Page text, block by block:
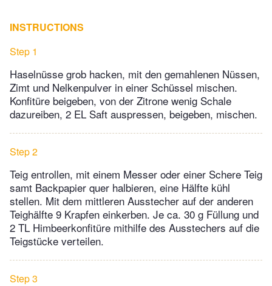
INSTRUCTIONS
Step 1
Haselnüsse grob hacken, mit den gemahlenen Nüssen,
Zimt und Nelkenpulver in einer Schüssel mischen.
Konfitüre beigeben, von der Zitrone wenig Schale
dazureiben, 2 EL Saft auspressen, beigeben, mischen.
Step 2
Teig entrollen, mit einem Messer oder einer Schere Teig
samt Backpapier quer halbieren, eine Hälfte kühl
stellen. Mit dem mittleren Ausstecher auf der anderen
Teighälfte 9 Krapfen einkerben. Je ca. 30 g Füllung und
2 TL Himbeerkonfitüre mithilfe des Ausstechers auf die
Teigstücke verteilen.
Step 3